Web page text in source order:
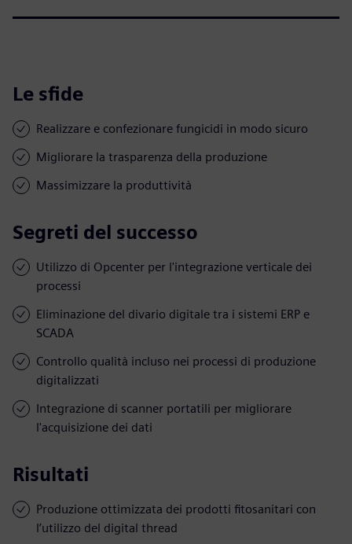
Le sfide
Realizzare e confezionare fungicidi in modo sicuro
Migliorare la trasparenza della produzione
Massimizzare la produttività
Segreti del successo
Utilizzo di Opcenter per l'integrazione verticale dei
processi
Eliminazione del divario digitale tra i sistemi ERP e
SCADA
Controllo qualità incluso nei processi di produzione
digitalizzati
Integrazione di scanner portatili per migliorare
l'acquisizione dei dati
Risultati
Produzione ottimizzata dei prodotti fitosanitari con
l’utilizzo del digital thread